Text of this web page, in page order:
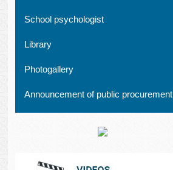
School psychologist
Library
Рhotogallery
Announcement of public procurement